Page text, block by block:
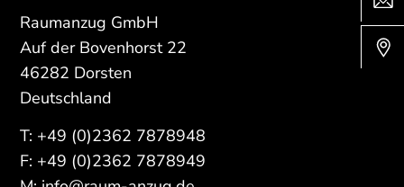
Raumanzug GmbH
Auf der Bovenhorst 22
46282 Dorsten
Deutschland
T: +49 (0)2362 7878948
F: +49 (0)2362 7878949